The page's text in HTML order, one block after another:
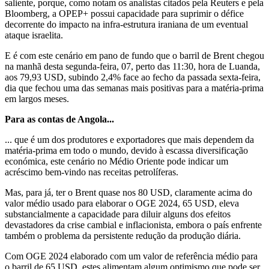
saliente, porque, como notam os analistas citados pela Reuters e pela
Bloomberg, a OPEP+ possui capacidade para suprimir o défice
decorrente do impacto na infra-estrutura iraniana de um eventual
ataque israelita.
E é com este cenário em pano de fundo que o barril de Brent chegou
na manhã desta segunda-feira, 07, perto das 11:30, hora de Luanda,
aos 79,93 USD, subindo 2,4% face ao fecho da passada sexta-feira,
dia que fechou uma das semanas mais positivas para a matéria-prima
em largos meses.
Para as contas de Angola...
... que é um dos produtores e exportadores que mais dependem da
matéria-prima em todo o mundo, devido à escassa diversificação
económica, este cenário no Médio Oriente pode indicar um
acréscimo bem-vindo nas receitas petrolíferas.
Mas, para já, ter o Brent quase nos 80 USD, claramente acima do
valor médio usado para elaborar o OGE 2024, 65 USD, eleva
substancialmente a capacidade para diluir alguns dos efeitos
devastadores da crise cambial e inflacionista, embora o país enfrente
também o problema da persistente redução da produção diária.
Com OGE 2024 elaborado com um valor de referência médio para
o barril de 65 USD, estes alimentam algum optimismo que pode ser